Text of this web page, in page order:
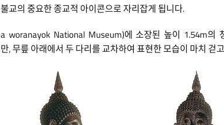
교의 중요한 종교적 아이콘으로 자리잡게 됩니다.
woranayok National Museum)에 소장된 높이 1.54m의
, 무릎 아래에서 두 다리를 교차하여 표현한 모습이 마치 걷